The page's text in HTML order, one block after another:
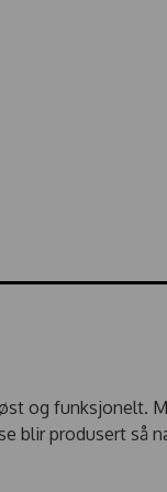
og funksjonelt.
blir produsert så